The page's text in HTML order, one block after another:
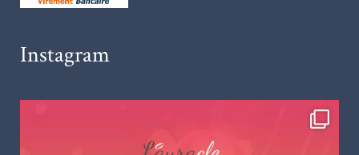
Instagram